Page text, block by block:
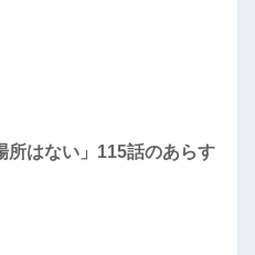
所はない」115話のあらす